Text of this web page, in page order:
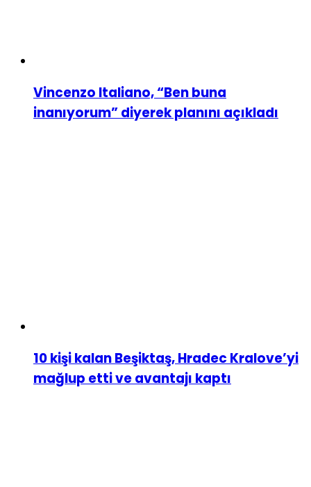
Vincenzo Italiano, “Ben buna
inanıyorum” diyerek planını açıkladı
10 kişi kalan Beşiktaş, Hradec Kralove’yi
mağlup etti ve avantajı kaptı